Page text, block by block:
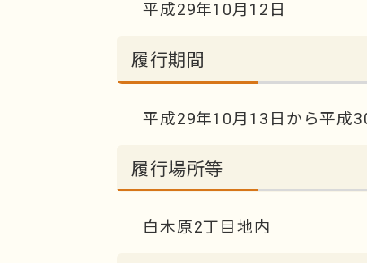
平成29年10月12日
履行期間
平成29年10月13日から平成
履行場所等
白木原2丁目地内